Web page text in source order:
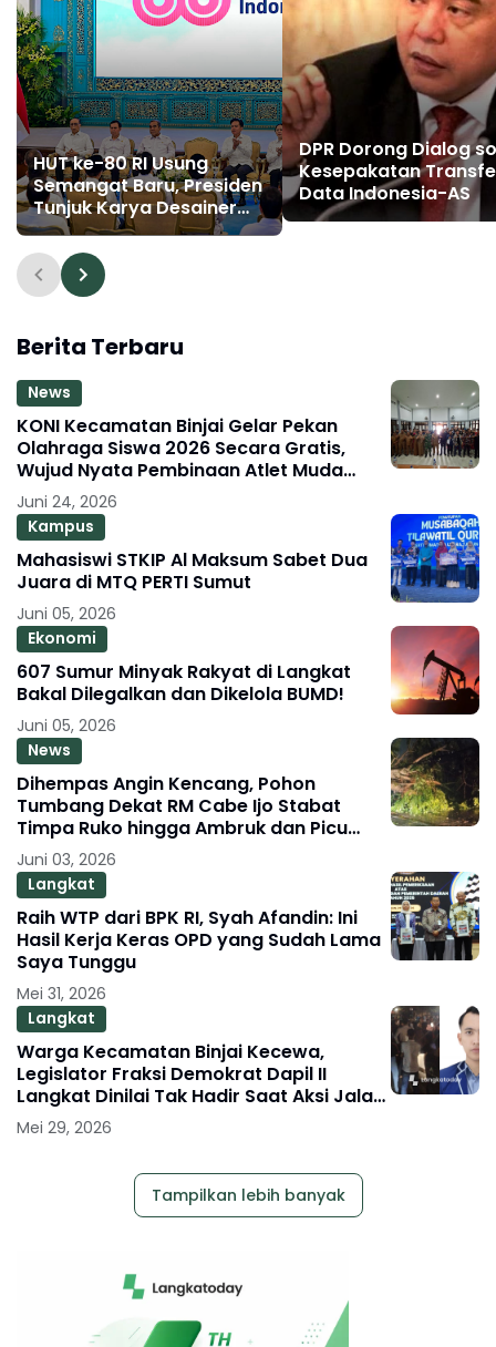
HUT ke-80 RI Usung
Semangat Baru, Presiden
Tunjuk Karya Desainer
Muda
DPR Dorong Dialog
Kesepakatan
Data Indonesia-AS
Berita Terbaru
News
KONI Kecamatan Binjai Gelar Pekan
Olahraga Siswa 2026 Secara Gratis,
Wujud Nyata Pembinaan Atlet Muda
Berprestasi
Juni 24, 2026
Kampus
Mahasiswi STKIP Al Maksum Sabet Dua
Juara di MTQ PERTI Sumut
Juni 05, 2026
Ekonomi
607 Sumur Minyak Rakyat di Langkat
Bakal Dilegalkan dan Dikelola BUMD!
Juni 05, 2026
News
Dihempas Angin Kencang, Pohon
Tumbang Dekat RM Cabe Ijo Stabat
Timpa Ruko hingga Ambruk dan Picu
Macet Parah
Juni 03, 2026
Langkat
Raih WTP dari BPK RI, Syah Afandin: Ini
Hasil Kerja Keras OPD yang Sudah Lama
Saya Tunggu
Mei 31, 2026
Langkat
Warga Kecamatan Binjai Kecewa,
Legislator Fraksi Demokrat Dapil II
Langkat Dinilai Tak Hadir Saat Aksi Jalan
Rusak
Mei 29, 2026
Tampilkan lebih banyak